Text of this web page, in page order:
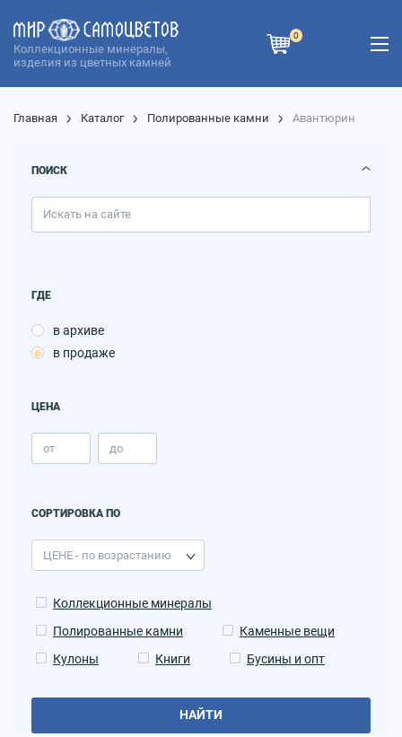
Коллекционные минералы,
изделия из цветных камней
0
Главная Каталог Полированные камни Авантюрин
ПОИСК
ГДЕ
в архиве
в продаже
ЦЕНА
СОРТИРОВКА ПО
Коллекционные минералы
Полированные камни
Каменные вещи
Кулоны
Книги Бусины и опт
НАЙТИ